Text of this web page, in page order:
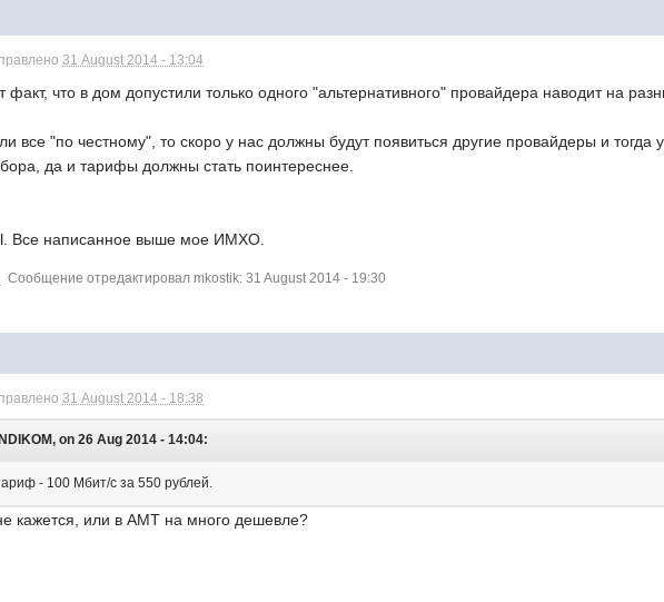
31 August 2014 - 13:04
факт, что в дом допустили только одного "альтернативного" провайдера наводит на
все "по честному", то скоро у нас должны будут появиться другие провайдеры и тогда
да и тарифы должны стать поинтереснее.
Все написанное выше мое ИМХО.
Сообщение отредактировал mkostik: 31 August 2014 - 19:30
31 August 2014 - 18:38
INDIKOM, on 26 Aug 2014 - 14:04:
- 100 Мбит/с за 550 рублей.
кажется, или в АМТ на много дешевле?